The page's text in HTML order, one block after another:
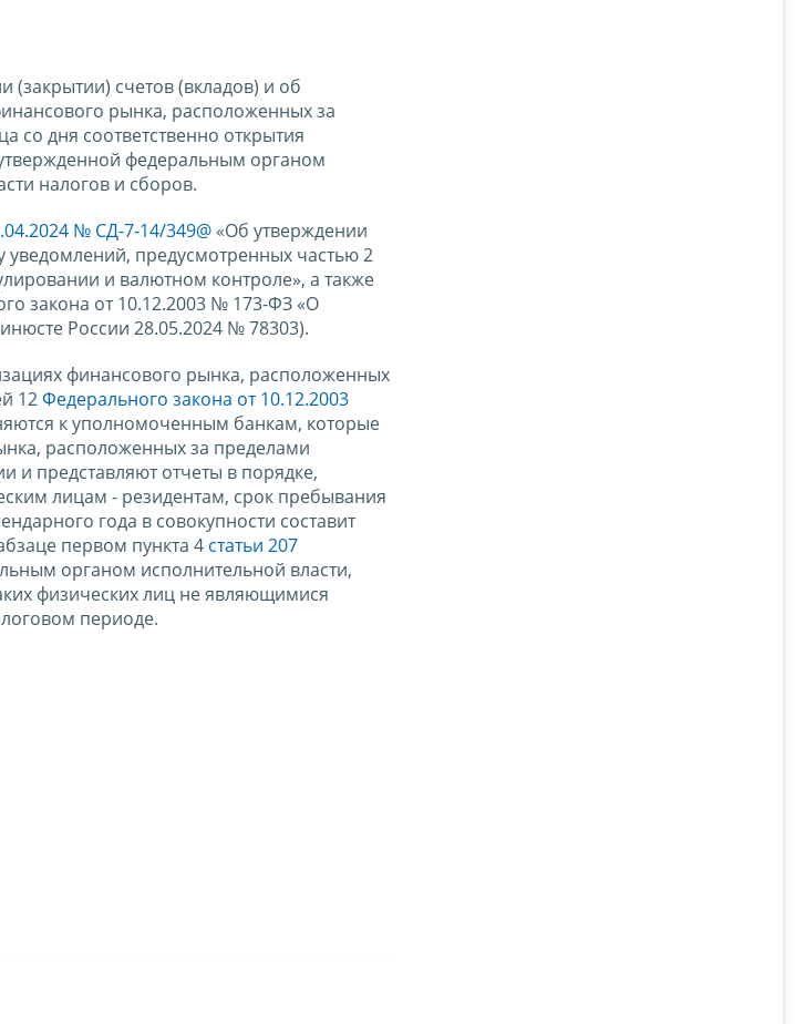
(закрытии) счетов (вкладов) и об
рынка, расположенных за
со дня соответственно открытия
федеральным органом
налогов и сборов.
№ СД-7-14/349@ «Об утверждении
предусмотренных частью 2
и валютном контроле», а также
закона от 10.12.2003 № 173-ФЗ «О
России 28.05.2024 № 78303).
финансового рынка, расположенных
12Федерального закона от 10.12.2003
к уполномоченным банкам, которые
расположенных за пределами
и представляют отчеты в порядке,
лицам - резидентам, срок пребывания
года в совокупности составит
первом пункта 4 статьи 207
органом исполнительной власти,
физических лиц не являющимися
периоде.